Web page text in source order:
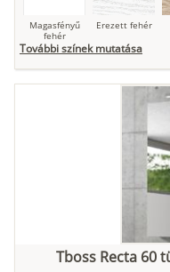
Magasfényű
fehér
Erezett fehér
További színek mutatása
Tboss Recta 60